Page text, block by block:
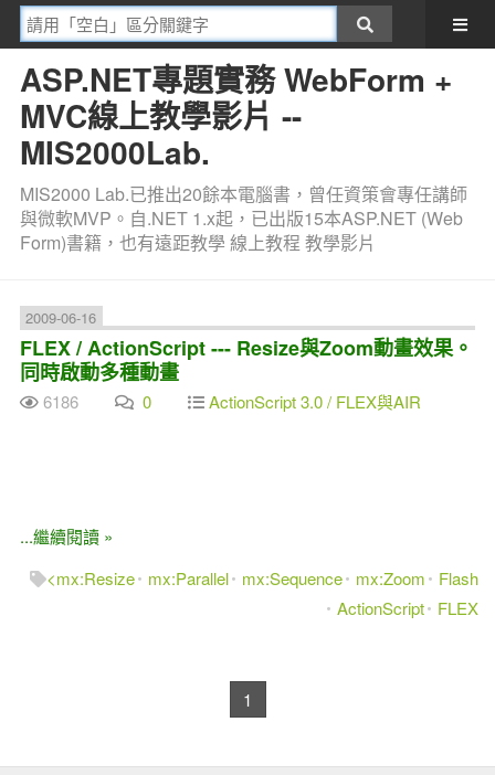
ASP.NET專題實務 WebForm +
MVC線上教學影片 --
MIS2000Lab.
MIS2000 Lab.已推出20餘本電腦書，曾任資策會專任講師
與微軟MVP。自.NET 1.x起，已出版15本ASP.NET (Web
Form)書籍，也有遠距教學 線上教程 教學影片
2009-06-16
FLEX / ActionScript --- Resize與Zoom動畫效果。
同時啟動多種動畫
6186 0 ActionScript 3.0 / FLEX與AIR
...繼續閱讀 »
<mx:Resize
mx:Parallel mx:Sequence mx:Zoom
Flash
ActionScript
FLEX
1